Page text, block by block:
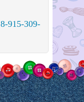
8-915-309-